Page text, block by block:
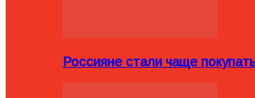
Россияне стали чаще